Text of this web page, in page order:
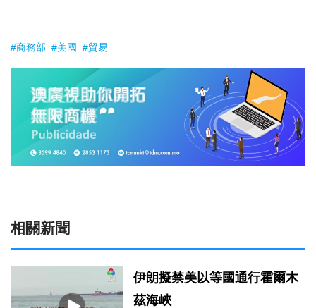
#商務部 #美國 #貿易
相關新聞
伊朗擬禁美以等國通行霍爾木
茲海峽